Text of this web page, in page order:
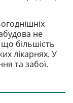
не
більшість
лікарнях. У
та забої.